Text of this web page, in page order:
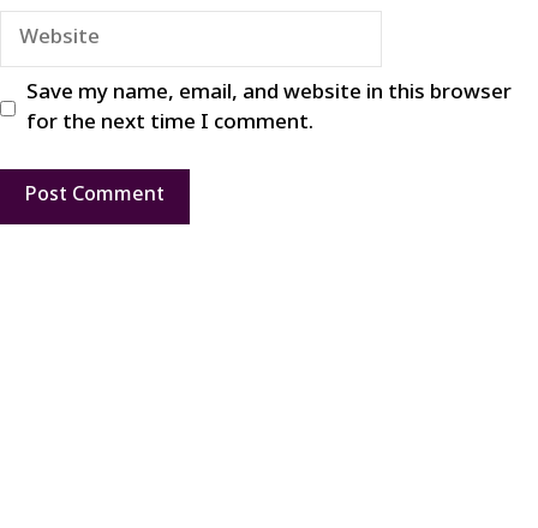
Website
Save my name, email, and website in this browser
for the next time I comment.